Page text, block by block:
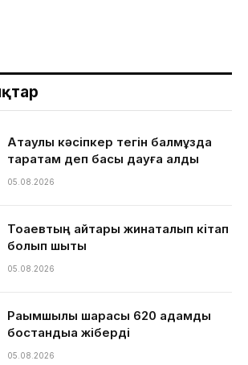
Ақтаулық кәсіпкер тегін балмұздақ
таратам деп басы дауға қалды
05.08.2026
Тоқаевтың айтқары жинақталып кітап
болып шықты
05.08.2026
Рақымшылық шарасы 620 адамды
бостандыққа жіберді
05.08.2026